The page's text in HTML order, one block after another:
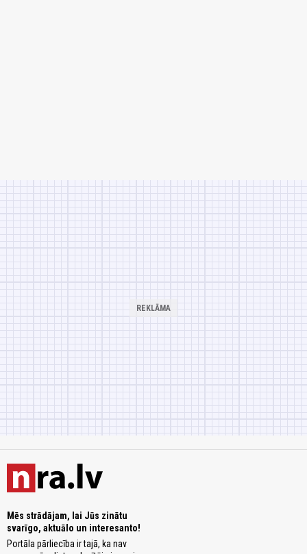
Mēs strādājam, lai Jūs zinātu
svarīgo, aktuālo un interesanto!
Portāla pārliecība ir tajā, ka nav